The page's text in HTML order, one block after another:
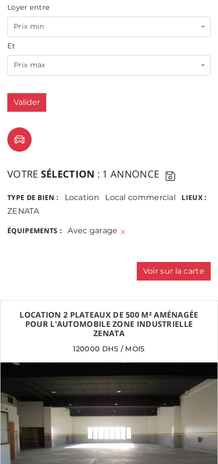
Loyer entre
Prix min
Et
Prix max
Valider
VOTRE SÉLECTION : 1 ANNONCE
TYPE DE BIEN : Location Local commercial
LIEUX :
ZENATA
ÉQUIPEMENTS : Avec garage
Voir sur la carte
LOCATION 2 PLATEAUX DE 500 M² AMÉNAGÉE
POUR L'AUTOMOBILE ZONE INDUSTRIELLE
ZENATA
120000 DHS / MOIS